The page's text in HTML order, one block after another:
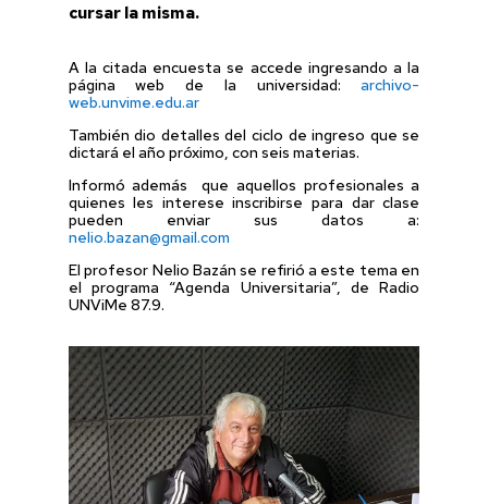
cursar la misma.
A la citada encuesta se accede ingresando a la
página web de la universidad:
archivo-
web.unvime.edu.ar
También dio detalles del ciclo de ingreso que se
dictará el año próximo, con seis materias.
Informó además que aquellos profesionales a
quienes les interese inscribirse para dar clase
pueden enviar sus datos a:
nelio.bazan@gmail.com
El profesor Nelio Bazán se refirió a este tema en
el programa “Agenda Universitaria”, de Radio
UNViMe 87.9.